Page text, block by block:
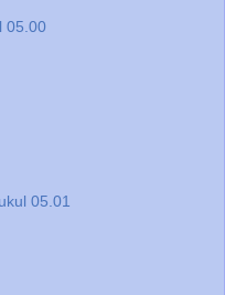
05.00
05.01